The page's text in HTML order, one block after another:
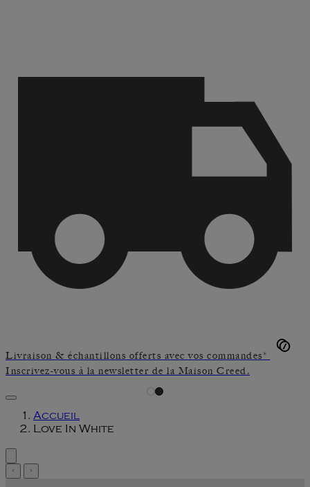
Livraison & échantillons offerts avec vos commandes*
Inscrivez-vous à la newsletter de la Maison Creed.
Accueil
Love In White